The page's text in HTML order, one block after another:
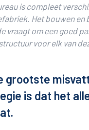
is compleet
Het bouwen en
vraagt om een goed
voor elk van
grootste
is dat het